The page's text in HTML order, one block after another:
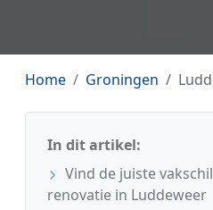
Home Groningen
In dit artikel:
Vind de juiste
renovatie in Luddeweer